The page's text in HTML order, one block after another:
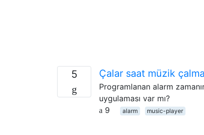
5 Çalar saat müzik
Programlanan alarm
uygulaması var mı?
9
alarm music-player